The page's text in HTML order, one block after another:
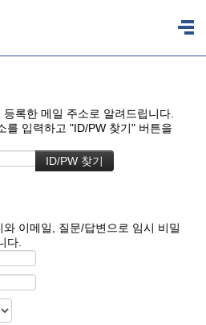
록한 메일 주소로 알려드립니다.
를 입력하고 "ID/PW 찾기" 버튼을
이메일, 질문/답변으로 임시 비밀
다.